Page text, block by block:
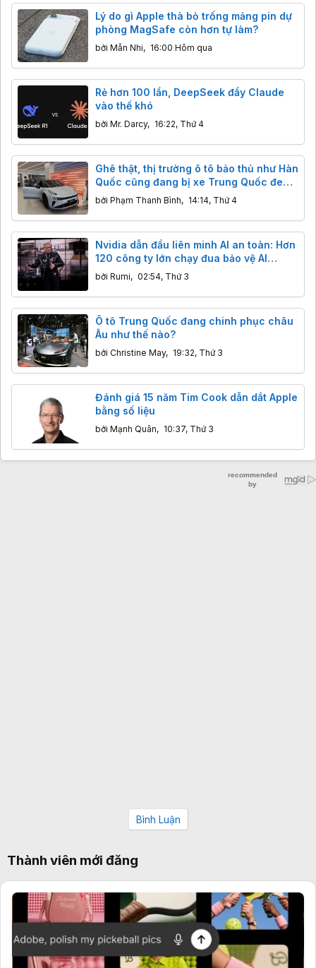
Lý do gì Apple thà bỏ trống mảng pin dự
phòng MagSafe còn hơn tự làm?
bởi Mẫn Nhi, 16:00 Hôm qua
Rẻ hơn 100 lần, DeepSeek đẩy Claude
vào thế khó
bởi Mr. Darcy, 16:22, Thứ 4
Ghê thật, thị trường ô tô bảo thủ như Hàn
Quốc cũng đang bị xe Trung Quốc đe
dọa
bởi Phạm Thanh Bình, 14:14, Thứ 4
Nvidia dẫn đầu liên minh AI an toàn: Hơn
120 công ty lớn chạy đua bảo vệ AI
nguồn mở
bởi Rumi, 02:54, Thứ 3
Ô tô Trung Quốc đang chinh phục châu
Âu như thế nào?
bởi Christine May, 19:32, Thứ 3
Đánh giá 15 năm Tim Cook dẫn dắt Apple
bằng số liệu
bởi Mạnh Quân, 10:37, Thứ 3
Bình Luận
Thành viên mới đăng